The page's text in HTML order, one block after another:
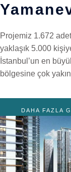
Projemiz 1.672
yaklaşık 5.000
İstanbul’un en
bölgesine çok
DAHA FAZLA